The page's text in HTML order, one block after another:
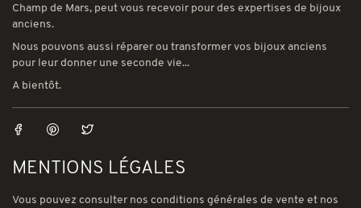
Champ de Mars, peut vous recevoir pour des expertises de bijoux
anciens.
Nous pouvons aussi réparer ou transformer vos bijoux anciens
pour leur donner une seconde vie...
A bientôt.
MENTIONS LÉGALES
Vous pouvez consulter nos conditions générales de vente et nos